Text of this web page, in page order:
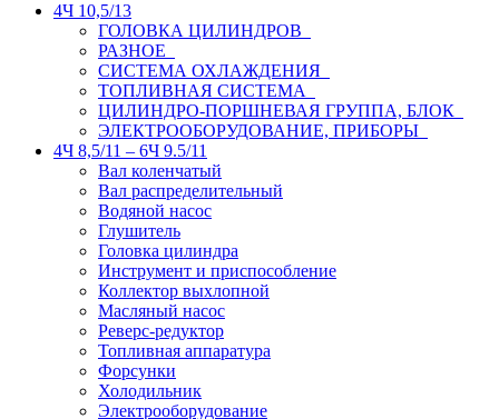
4Ч 10,5/13
ГОЛОВКА ЦИЛИНДРОВ
РАЗНОЕ
СИСТЕМА ОХЛАЖДЕНИЯ
ТОПЛИВНАЯ СИСТЕМА
ЦИЛИНДРО-ПОРШНЕВАЯ ГРУППА, БЛОК
ЭЛЕКТРООБОРУДОВАНИЕ, ПРИБОРЫ
4Ч 8,5/11 – 6Ч 9.5/11
Вал коленчатый
Вал распределительный
Водяной насос
Глушитель
Головка цилиндра
Инструмент и приспособление
Коллектор выхлопной
Масляный насос
Реверс-редуктор
Топливная аппаратура
Форсунки
Холодильник
Электрооборудование